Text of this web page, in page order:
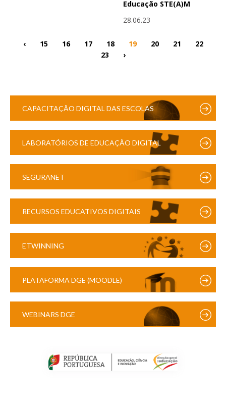
Educação STE(A)M
28.06.23
‹ 15 16 17 18 19 20 21
22
23
›
CAPACITAÇÃO DIGITAL DAS ESCOLAS
LABORATÓRIOS DE EDUCAÇÃO DIGITAL
SEGURANET
RECURSOS EDUCATIVOS DIGITAIS
ETWINNING
PLATAFORMA DGE (MOODLE)
WEBINARS DGE